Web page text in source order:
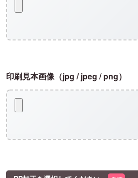
印刷見本画像（jpg / jpeg / png）